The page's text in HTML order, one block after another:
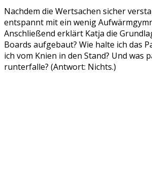
Nachdem die Wertsachen sicher
entspannt mit ein wenig
Anschließend erklärt Katja die
Boards aufgebaut? Wie halte ich das
ich vom Knien in den Stand? Und was
runterfalle? (Antwort: Nichts.)